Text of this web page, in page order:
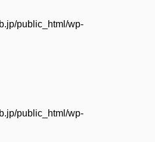
public_html/wp-
public_html/wp-